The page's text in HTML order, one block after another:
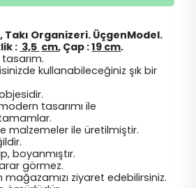
Organizeri. ÜçgenModel.
: 3,5 cm, Çap :19 cm.
kullanabileceğiniz şık bir
tasarımı ile
malzemeler ile üretilmiştir.
boyanmıştır.
görmez.
mağazamızı ziyaret edebilirsiniz.